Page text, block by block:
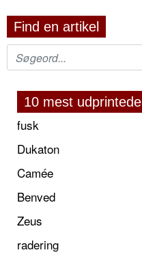
Find en artikel
10 mest udprintede
fusk
Dukaton
Camée
Benved
Zeus
radering